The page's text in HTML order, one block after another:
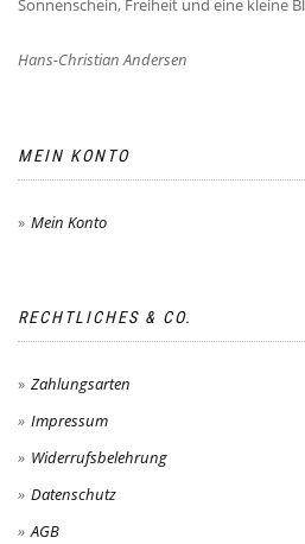
Sonnenschein, Freiheit und eine kleine
Hans-Christian Andersen
MEIN KONTO
Mein Konto
RECHTLICHES & CO.
Zahlungsarten
Impressum
Widerrufsbelehrung
Datenschutz
AGB